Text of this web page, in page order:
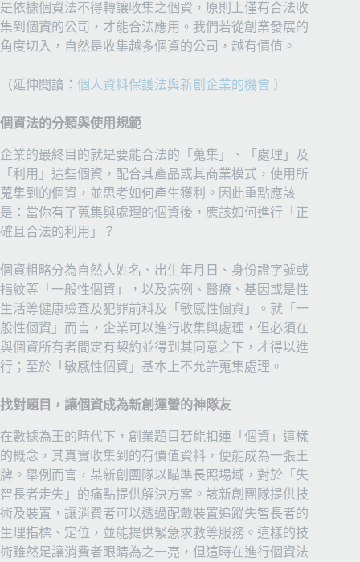
是依據個資法不得轉讓收集之個資，原則上僅有合法收
集到個資的公司，才能合法應用。我們若從創業發展的
角度切入，自然是收集越多個資的公司，越有價值。
（延伸閱讀： 個人資料保護法與新創企業的機會 ）
個資法的分類與使用規範
企業的最終目的就是要能合法的「蒐集」、「處理」及
「利用」這些個資，配合其產品或其商業模式，使用所
蒐集到的個資，並思考如何產生獲利。因此重點應該
是：當你有了蒐集與處理的個資後，應該如何進行「正
確且合法的利用」？
個資粗略分為自然人姓名、出生年月日、身份證字號或
指紋等「一般性個資」，以及病例、醫療、基因或是性
生活等健康檢查及犯罪前科及「敏感性個資」。就「一
般性個資」而言，企業可以進行收集與處理，但必須在
與個資所有者間定有契約並得到其同意之下，才得以進
行；至於「敏感性個資」基本上不允許蒐集處理。
找對題目，讓個資成為新創運營的神隊友
在數據為王的時代下，創業題目若能扣連「個資」這樣
的概念，其真實收集到的有價值資料，便能成為一張王
牌。舉例而言，某新創團隊以瞄準長照場域，對於「失
智長者走失」的痛點提供解決方案。該新創團隊提供技
術及裝置，讓消費者可以透過配戴裝置追蹤失智長者的
生理指標、定位，並能提供緊急求救等服務。這樣的技
術雖然足讓消費者眼睛為之一亮，但這時在進行個資法